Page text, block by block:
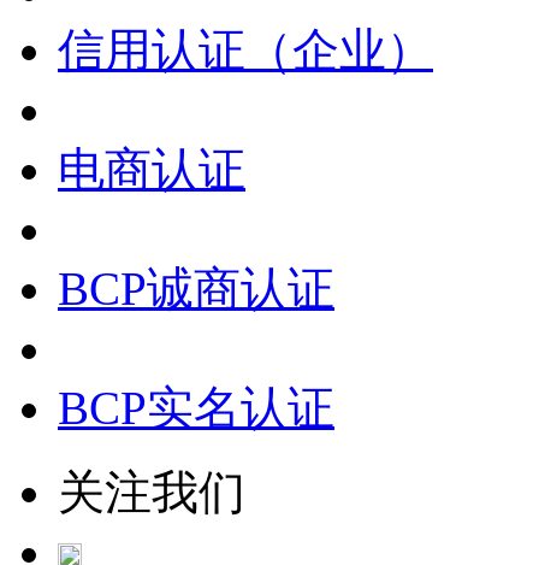
信用认证（企业）
电商认证
BCP诚商认证
BCP实名认证
关注我们